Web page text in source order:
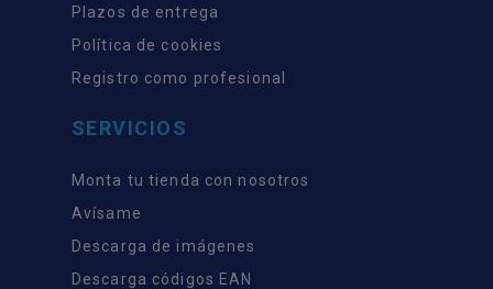
Plazos de entrega
Política de cookies
Registro como profesional
SERVICIOS
Monta tu tienda con nosotros
Avísame
Descarga de imágenes
Descarga códigos EAN